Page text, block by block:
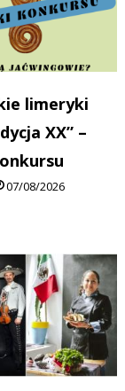
limeryki
XX” –
07/08/2026